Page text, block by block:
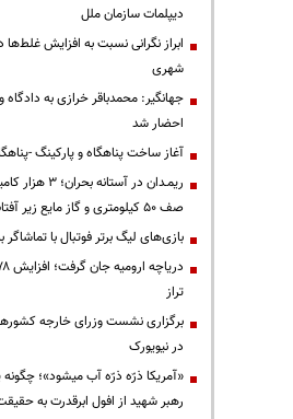
دیپلمات سازمان ملل
ابراز نگرانی نسبت به افزایش
شهری
جهانگیر: محمدباقر خرازی به دادگاه
احضار شد
آغاز ساخت پناهگاه و پارکینگ -
ریمـدان در آستانه
صف ۵۰ کیلومتری و گاز مایع زیر آفتاب ۵۰ درجه!
بازی‌های لیگ برتر فوتبال با تماشاگر
تراز
برگزاری نشست وزرای خارجه
در نیویورک
«آمریکا ذرّه ذرّه آب میشود»؛ چگونه
رهبر شهید از افول ابرقدرت به